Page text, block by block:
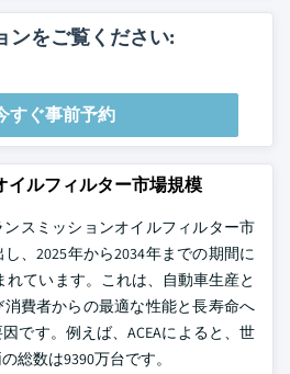
ンをご覧ください:
すぐ事前予約
イルフィルター市場規模
スミッションオイルフィルター市
、2025年から2034年までの期間に
れています。これは、自動車生産と
費者からの最適な性能と長寿命へ
です。例えば、ACEAによると、世
総数は9390万台です。